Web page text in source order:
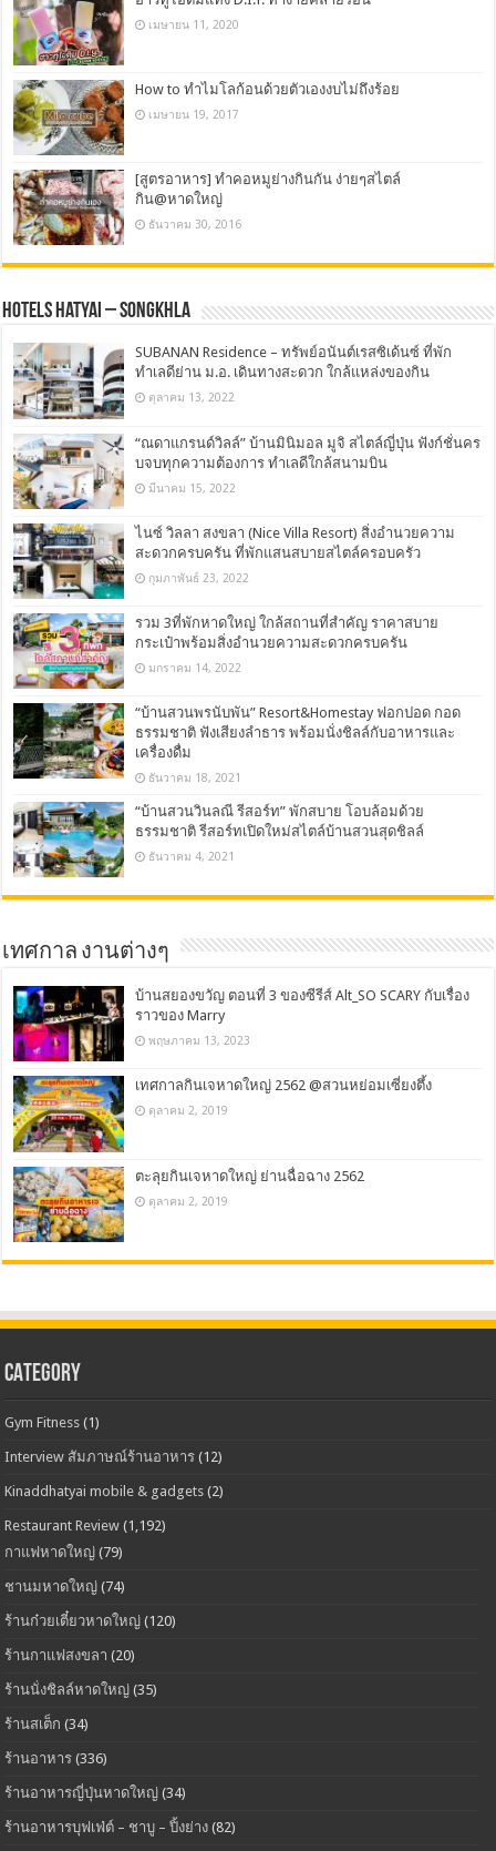
เมษายน 11, 2020
How to ทำไมโลก้อนด้วยตัวเองงบไม่ถึงร้อย
เมษายน 19, 2017
[สูตรอาหาร] ทำคอหมูย่างกินกัน ง่ายๆสไตล์
กิน@หาดใหญ่
ธันวาคม 30, 2016
Hotels Hatyai – Songkhla
SUBANAN Residence – ทรัพย์อนันต์เรสซิเด้นซ์ ที่พัก
ทำเลดีย่าน ม.อ. เดินทางสะดวก ใกล้แหล่งของกิน
ตุลาคม 13, 2022
“ณดาแกรนด์วิลล์” บ้านมินิมอล มูจิ สไตล์ญี่ปุ่น ฟังก์ชั่นคร
บจบทุกความต้องการ ทำเลดีใกล้สนามบิน
มีนาคม 15, 2022
ไนซ์ วิลลา สงขลา (Nice Villa Resort) สิ่งอำนวยความ
สะดวกครบครัน ที่พักแสนสบายสไตล์ครอบครัว
กุมภาพันธ์ 23, 2022
รวม 3ที่พักหาดใหญ่ ใกล้สถานที่สำคัญ ราคาสบาย
กระเป๋าพร้อมสิ่งอำนวยความสะดวกครบครัน
มกราคม 14, 2022
“บ้านสวนพรนับพัน” Resort&Homestay ฟอกปอด กอด
ธรรมชาติ ฟังเสียงลำธาร พร้อมนั่งชิลล์กับอาหารและ
เครื่องดื่ม
ธันวาคม 18, 2021
“บ้านสวนวินลณี รีสอร์ท” พักสบาย โอบล้อมด้วย
ธรรมชาติ รีสอร์ทเปิดใหม่สไตล์บ้านสวนสุดชิลล์
ธันวาคม 4, 2021
เทศกาล งานต่างๆ
บ้านสยองขวัญ ตอนที่ 3 ของซีรีส์ Alt_SO SCARY กับเรื่อง
ราวของ Marry
พฤษภาคม 13, 2023
เทศกาลกินเจหาดใหญ่ 2562 @สวนหย่อมเซี่ยงตึ้ง
ตุลาคม 2, 2019
ตะลุยกินเจหาดใหญ่ ย่านฉื่อฉาง 2562
ตุลาคม 2, 2019
CATEGORY
Gym Fitness (1)
Interview สัมภาษณ์ร้านอาหาร (12)
Kinaddhatyai mobile & gadgets (2)
Restaurant Review (1,192)
กาแฟหาดใหญ่ (79)
ชานมหาดใหญ่ (74)
ร้านก๋วยเตี๋ยวหาดใหญ่ (120)
ร้านกาแฟสงขลา (20)
ร้านนั่งชิลล์หาดใหญ่ (35)
ร้านสเต็ก (34)
ร้านอาหาร (336)
ร้านอาหารญี่ปุ่นหาดใหญ่ (34)
ร้านอาหารบุฟเฟ่ต์ – ชาบู – ปิ้งย่าง (82)